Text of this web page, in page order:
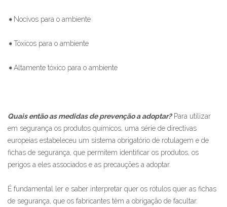
➧Nocivos para o ambiente
➧Tóxicos para o ambiente
➧Altamente tóxico para o ambiente
Quais então as medidas de prevenção a adoptar?Para utilizar
em segurança os produtos químicos, uma série de directivas
europeias estabeleceu um sistema obrigatório de rotulagem e de
fichas de segurança, que permitem identificar os produtos, os
perigos a eles associados e as precauções a adoptar.
É fundamental ler e saber interpretar quer os rótulos quer as fichas
de segurança, que os fabricantes têm a obrigação de facultar.